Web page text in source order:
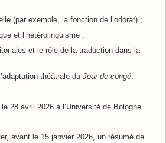
exemple, la fonction de l’odorat) ;
l’hétérolinguisme ;
et le rôle de la traduction dans la
théâtrale du Jour de congé
le 28 avril 2026 à l’Université de Bologne.
avant le 15 janvier 2026, un résumé de